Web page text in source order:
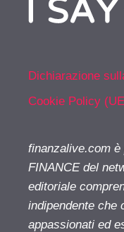
Dichiarazione
Cookie Policy
finanzalive.com è
FINANCE del
editoriale
indipendente che
appassionati ed